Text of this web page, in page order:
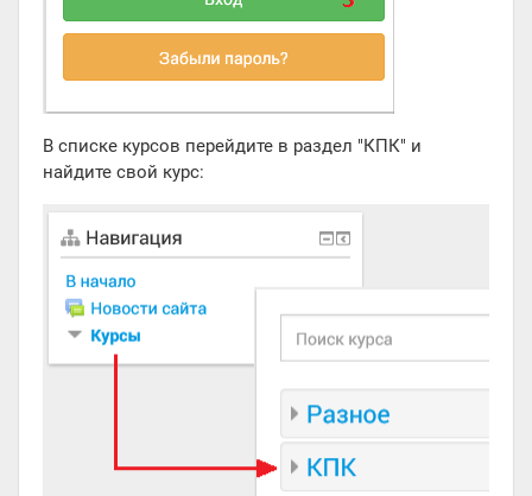
В списке курсов перейдите в раздел "КПК" и
найдите свой курс: